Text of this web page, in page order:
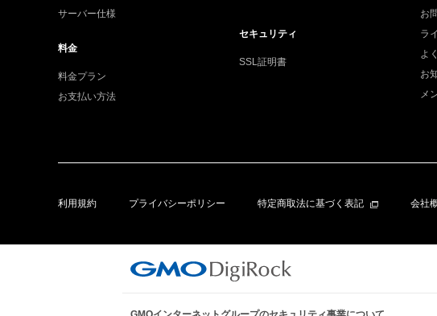
サーバー仕様
料金
料金プラン
お支払い方法
セキュリティ
SSL証明書
お
ラ
よ
お
メ
利用規約 プライバシーポリシー 特定商取法に基づく表記 会社